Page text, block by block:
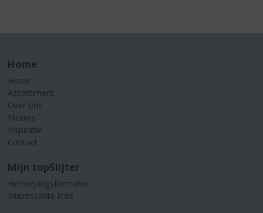
Home
Home
Assortiment
Over ons
Nieuws
Inspiratie
Contact
Mijn topSlijter
Herroepingsformulier
Interessante links